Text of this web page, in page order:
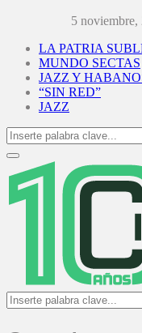
5 noviembre,
LA PATRIA
MUNDO SECTAS
JAZZ Y
“SIN RED”
JAZZ
Search
for:
Primary
Menu
Search
for: